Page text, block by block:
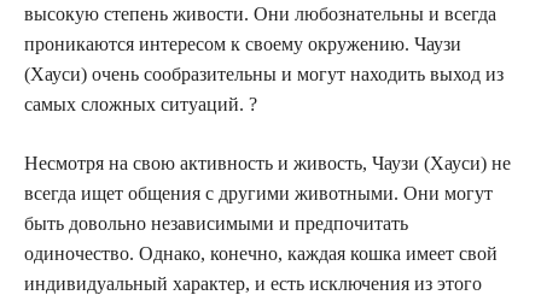
высокую степень живости. Они любознательны и всегда
проникаются интересом к своему окружению. Чаузи
(Хауси) очень сообразительны и могут находить выход из
самых сложных ситуаций. ?
Несмотря на свою активность и живость, Чаузи (Хауси) не
всегда ищет общения с другими животными. Они могут
быть довольно независимыми и предпочитать
одиночество. Однако, конечно, каждая кошка имеет свой
индивидуальный характер, и есть исключения из этого